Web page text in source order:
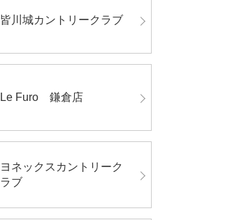
皆川城カントリークラブ
Le Furo 鎌倉店
ヨネックスカントリーク
ラブ